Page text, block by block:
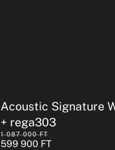
Acoustic Signature
+ rega303
1 087 000FT
599 900 FT